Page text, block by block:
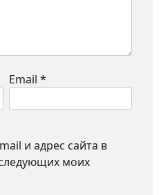
Email *
и адрес сайта в
моих